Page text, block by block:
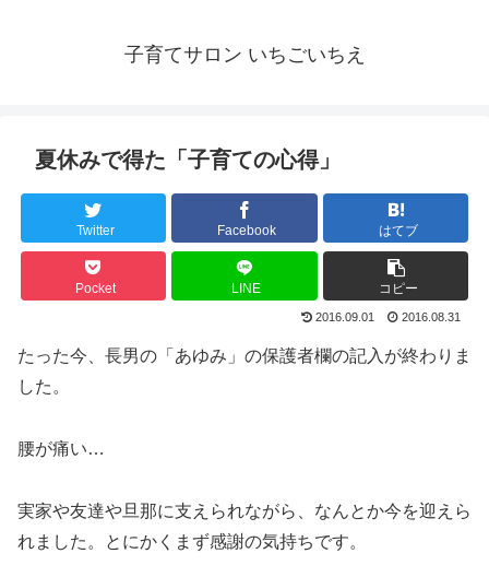
子育てサロン いちごいちえ
夏休みで得た「子育ての心得」
Twitter Facebook はてブ
Pocket LINE コピー
2016.09.01 2016.08.31
たった今、長男の「あゆみ」の保護者欄の記入が終わりま
した。
腰が痛い…
実家や友達や旦那に支えられながら、なんとか今を迎えら
れました。とにかくまず感謝の気持ちです。